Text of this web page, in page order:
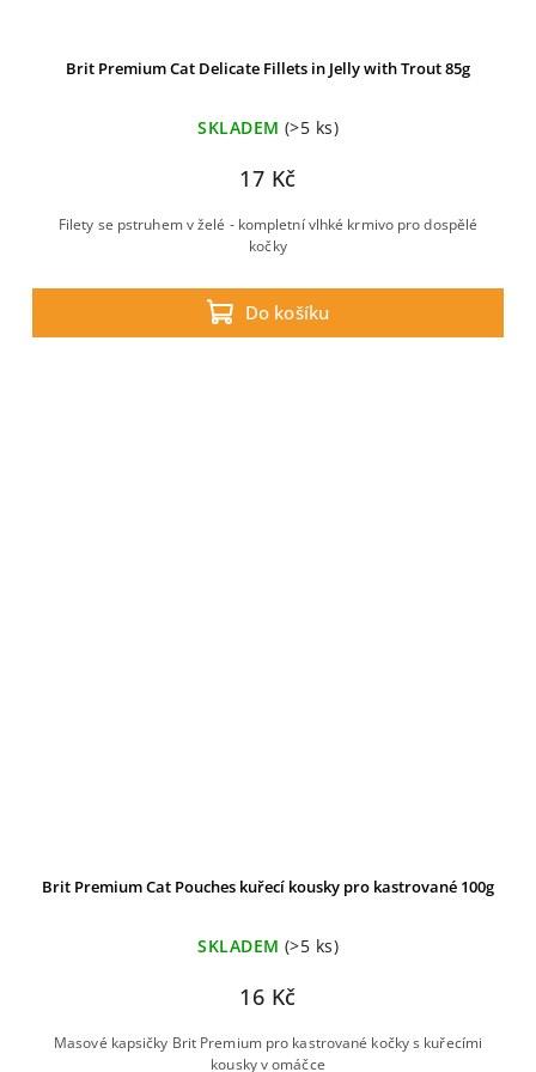
Brit Premium Cat Delicate Fillets in Jelly with Trout 85g
SKLADEM (>5 ks)
17 Kč
Do košíku
Filety se pstruhem v želé - kompletní vlhké krmivo pro dospělé
kočky
Brit Premium Cat Pouches kuřecí kousky pro kastrované 100g
SKLADEM (>5 ks)
16 Kč
Masové kapsičky Brit Premium pro kastrované kočky s kuřecími
kousky v omáčce